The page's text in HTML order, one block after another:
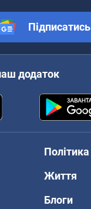
Підписатись
додаток
Політика
Життя
Блоги